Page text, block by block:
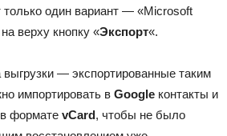
один вариант — «Microsoft
верху кнопку «Экспорт«.
— экспортированные таким
импортировать в Google контакты и
формате vCard, чтобы не было